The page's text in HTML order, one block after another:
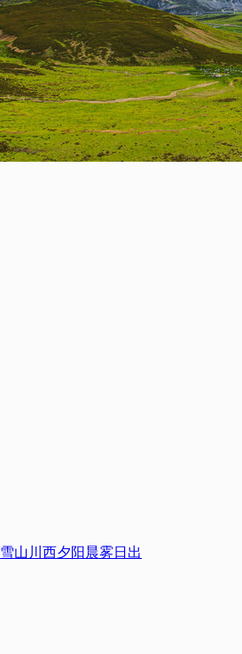
雪山 川西夕阳 晨雾 日出